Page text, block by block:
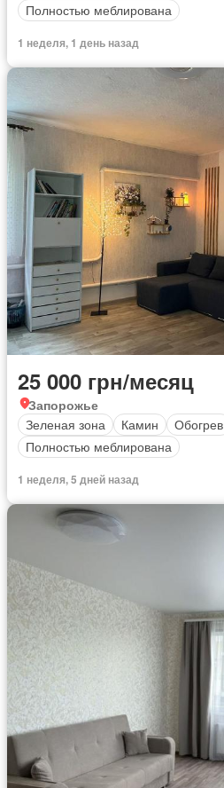
Полностью меблирована
1 неделя, 1 день назад
25 000 грн/месяц
Запорожье
Зеленая зона
Камин
Обогрев
Полностью меблирована
1 неделя, 5 дней назад